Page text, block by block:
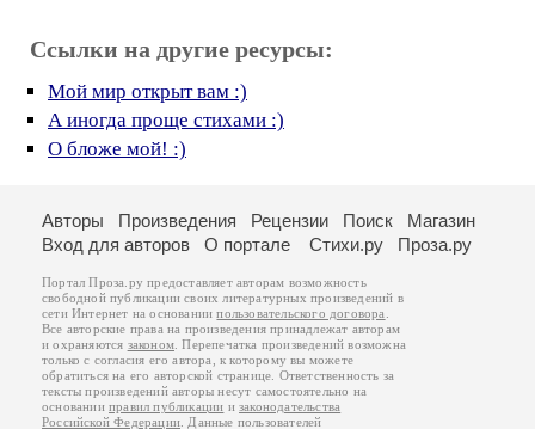
Ссылки на другие ресурсы:
Мой мир открыт вам :)
А иногда проще стихами :)
О бложе мой! :)
Авторы Произведения Рецензии Поиск
Магазин
Вход для авторов
О портале Стихи.ру Проза.ру
Портал Проза.ру предоставляет авторам возможность
свободной публикации своих литературных произведений в
сети Интернет на основаниипользовательского договора
Все авторские права на произведения принадлежат авторам
и охраняются законом . Перепечатка произведений возможна
только с согласия его автора, к которому вы можете
обратиться на его авторской странице. Ответственность за
тексты произведений авторы несут самостоятельно на
основанииправил публикации изаконодательства
Российской Федерации . Данные пользователей